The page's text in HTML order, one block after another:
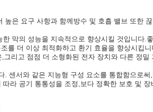
은 요구 사항과 함께방수 및 호흡 밸브 또한
막의 성능을 지속적으로 향상시킬 것입니다
를 더 이상 최적화하고 환기 효율을 향상시킵니
리고 점점 더 소형화된 전자 장치와 다른 정
센서와 같은 지능형 구성 요소를 통합함으로
라 공기 통통성을 조정,보다 정확한 보호 및